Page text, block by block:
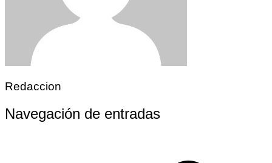
Redaccion
Navegación de entradas